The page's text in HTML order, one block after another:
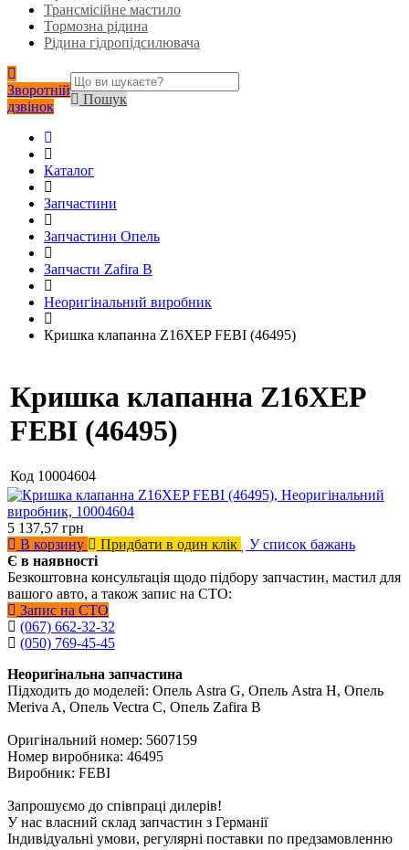
Трансмісійне мастило
Тормозна рідина
Рідина гідропідсилювача
Зворотній
дзвінок
Пошук
Каталог
Запчастини
Запчастини Опель
Запчасти Zafira B
Неоригінальний виробник
Кришка клапанна Z16XEP FEBI (46495)
Кришка клапанна Z16XEP
FEBI (46495)
Код 10004604
5 137,57 грн
В корзину
Придбати в один клік
У список бажань
Є в наявності
Безкоштовна консультація щодо підбору запчастин, мастил для
вашого авто, а також запис на СТО:
Запис на СТО
(067) 662-32-32
(050) 769-45-45
Неоригінальна запчастина
Підходить до моделей: Опель Astra G, Опель Astra H, Опель
Meriva A, Опель Vectra C, Опель Zafira B
Оригінальний номер: 5607159
Номер виробника: 46495
Виробник: FEBI
Запрошуємо до співпраці дилерів!
У нас власний склад запчастин з Германії
Індивідуальні умови, регулярні поставки по предзамовленню